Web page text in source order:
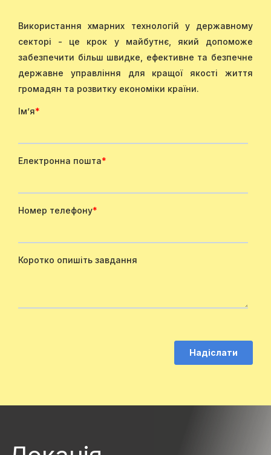
Використання хмарних технологій у державному
секторі - це крок у майбутнє, який допоможе
забезпечити більш швидке, ефективне та безпечне
державне управління для кращої якості життя
громадян та розвитку економіки країни.